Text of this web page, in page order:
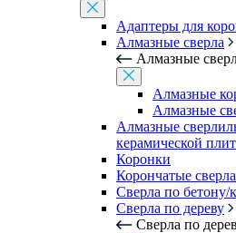
Адаптеры для
Алмазные сверла
Алмазные
Алмазные
Алмазные
Алмазные
керамической
Коронки
Корончатые сверла
Сверла по
Сверла по дереву
Сверла по